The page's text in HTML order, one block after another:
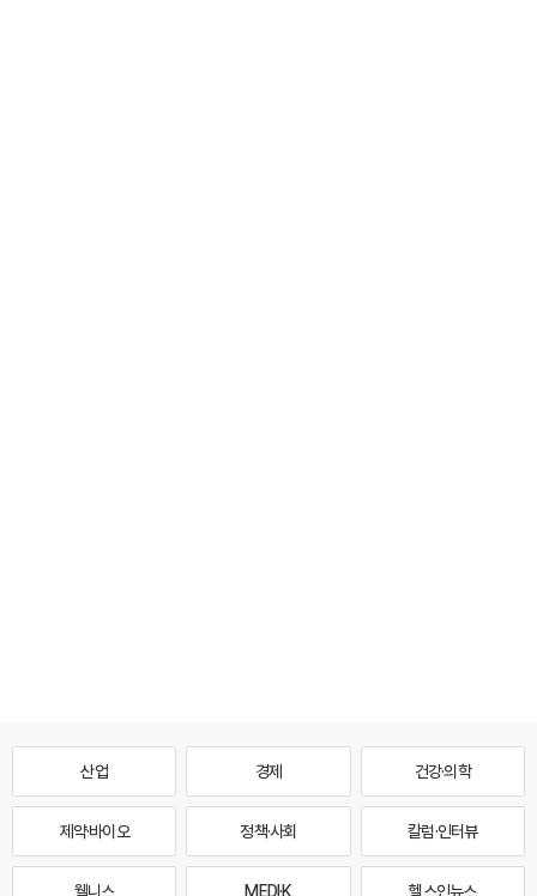
산업 경제 건강·의학
제약·바이오 정책·사회 칼럼·인터뷰
웰니스 MEDI·K 헬스인뉴스